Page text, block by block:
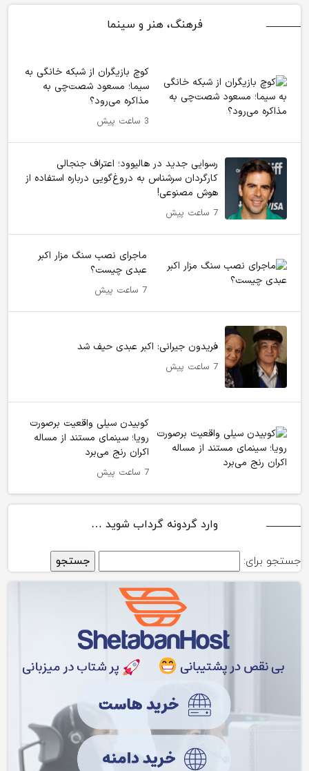
فرهنگ، هنر و سینما
کوچ بازیگران از شبکه خانگی به
سیما؛ مسعود شصت‌چی به
مذاکره می‌رود؟
3 ساعت پیش
رسوایی جدید در هالیوود؛ اعتراف جنجالی
کارگردان سرشناس به دروغ‌گویی درباره استفاده از
هوش مصنوعی!
7 ساعت پیش
ماجرای نصب سنگ مزار اکبر
عبدی چیست؟
7 ساعت پیش
فریدون جیرانی: اکبر عبدی حیف شد
7 ساعت پیش
کوبیدن سیلی واقعیت برصورت
رویا؛ سینمای مستند از مساله
اکران رنج می‌برد
7 ساعت پیش
وارد گردونه گرداب شوید …
جستجو برای: